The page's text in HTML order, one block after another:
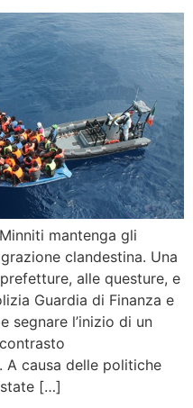
mantenga gli
clandestina. Una
alle questure, e
Guardia di Finanza e
segnare l’inizio di un
A causa delle politiche
[…]